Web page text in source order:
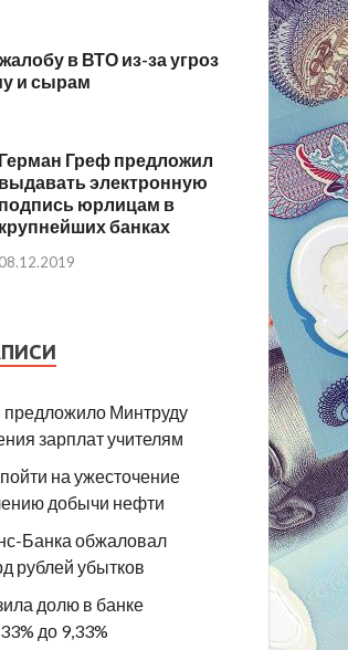
в ВТО из-за угроз
и сырам
Герман Греф предложил
выдавать электронную
подпись юрлицам в
крупнейших банках
08.12.2019
Минтруду
зарплат учителям
на ужесточение
добычи нефти
Банка обжаловал
рублей убытков
долю в банке
до 9,33%